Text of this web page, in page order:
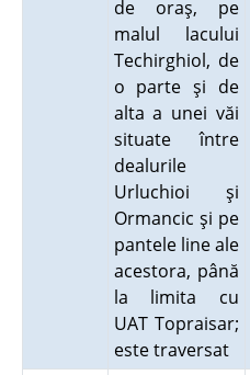
de oraş, pe
malul lacului
Techirghiol, de
o parte şi de
alta a unei văi
situate între
dealurile
Urluchioi şi
Ormancic şi pe
pantele line ale
acestora, până
la limita cu
UAT Topraisar;
este traversat